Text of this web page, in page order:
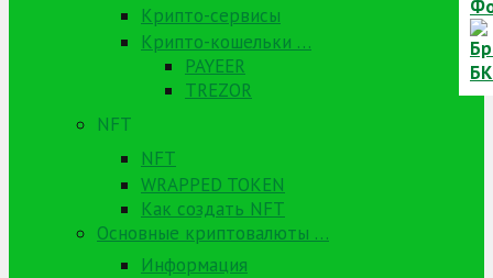
Крипто-сервисы
Крипто-кошельки …
PAYEER
TREZOR
NFT
NFT
WRAPPED TOKEN
Как создать NFT
Основные криптовалюты …
Информация